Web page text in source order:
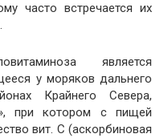
часто встречается их
является
у моряков дальнего
Крайнего Севера,
при котором с пищей
вит. С (аскорбиновая